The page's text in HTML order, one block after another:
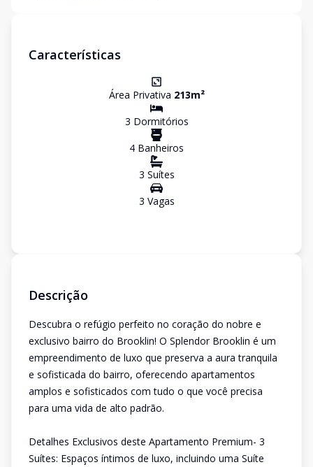
Características
Área Privativa 213m²
3 Dormitórios
4 Banheiros
3 Suítes
3 Vagas
Descrição
Descubra o refúgio perfeito no coração do nobre e
exclusivo bairro do Brooklin! O Splendor Brooklin é um
empreendimento de luxo que preserva a aura tranquila
e sofisticada do bairro, oferecendo apartamentos
amplos e sofisticados com tudo o que você precisa
para uma vida de alto padrão.
Detalhes Exclusivos deste Apartamento Premium- 3
Suítes: Espaços íntimos de luxo, incluindo uma Suíte